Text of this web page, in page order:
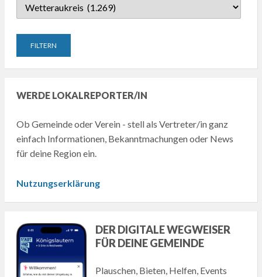
WERDE LOKALREPORTER/IN
Ob Gemeinde oder Verein - stell als Vertreter/in ganz
einfach Informationen, Bekanntmachungen oder News
für deine Region ein.
Nutzungserklärung
DER DIGITALE WEGWEISER
FÜR DEINE GEMEINDE
Plauschen, Bieten, Helfen, Events